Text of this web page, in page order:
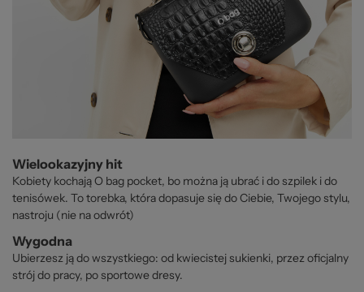
Wielookazyjny hit
Kobiety kochają O bag pocket, bo można ją ubrać i do szpilek i do
tenisówek. To torebka, która dopasuje się do Ciebie, Twojego stylu,
nastroju (nie na odwrót)
Wygodna
Ubierzesz ją do wszystkiego: od kwiecistej sukienki, przez oficjalny
strój do pracy, po sportowe dresy.